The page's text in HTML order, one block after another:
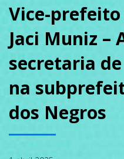
SOBRE
NOTÍCIAS
PODCAST
Vice-prefeito
Jaci Muniz –
secretaria
na
dos Negros